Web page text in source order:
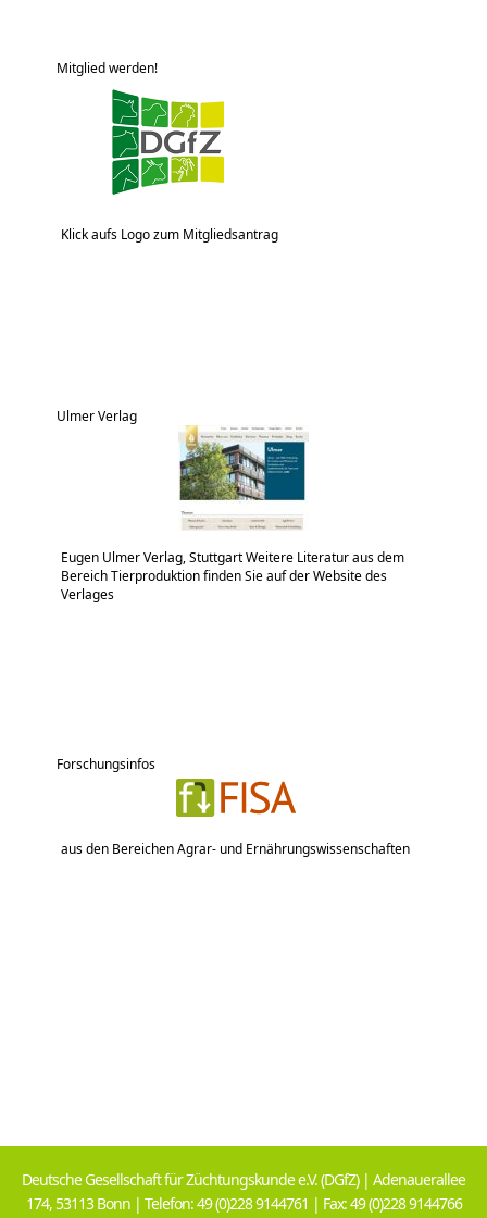
Mitglied werden!
Klick aufs Logo zum Mitgliedsantrag
Ulmer Verlag
Eugen Ulmer Verlag, Stuttgart Weitere Literatur aus dem
Bereich Tierproduktion finden Sie auf der Website des
Verlages
Forschungsinfos
aus den Bereichen Agrar- und Ernährungswissenschaften
Deutsche Gesellschaft für Züchtungskunde e.V. (DGfZ) | Adenauerallee
174, 53113 Bonn | Telefon: 49 (0)228 9144761 | Fax: 49 (0)228 9144766